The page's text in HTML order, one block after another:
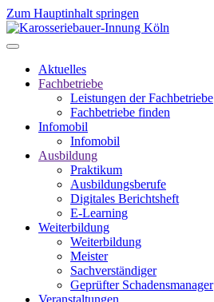
Zum Hauptinhalt springen
Aktuelles
Fachbetriebe
Leistungen der Fachbetriebe
Fachbetriebe finden
Infomobil
Infomobil
Ausbildung
Praktikum
Ausbildungsberufe
Digitales Berichtsheft
E-Learning
Weiterbildung
Weiterbildung
Meister
Sachverständiger
Geprüfter Schadensmanager
Veranstaltungen